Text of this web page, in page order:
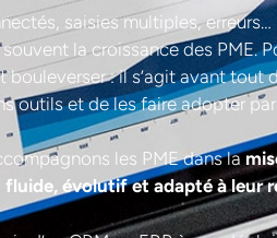
saisies multiples,
la croissance des PME.
: il s’agit avant tout
outils et de les faire adopter
les PME dans la
fluide, évolutif et adapté à leur